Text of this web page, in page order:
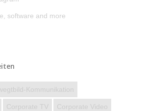
software and more
Kommunikation
Corporate TV Corporate Video